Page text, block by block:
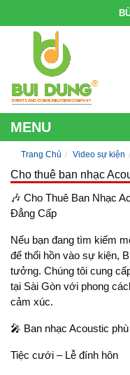
MENU
Trang Chủ Video sự kiện
Cho thuê ban nhạc
🎶 Cho Thuê Ban Nhạc
Đẳng Cấp
Nếu bạn đang tìm kiếm
để thổi hồn vào sự kiện,
tưởng. Chúng tôi cung
tại Sài Gòn với phong
cảm xúc.
🎤 Ban nhạc Acoustic
Tiệc cưới – Lễ đính hôn